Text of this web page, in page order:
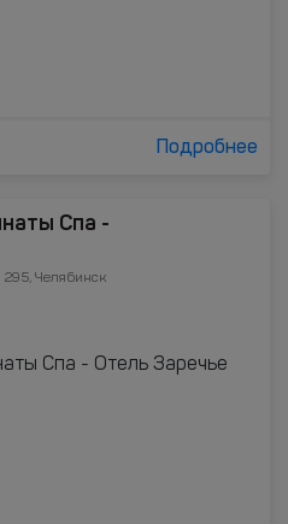
Подробнее
Спа -
295, Челябинск